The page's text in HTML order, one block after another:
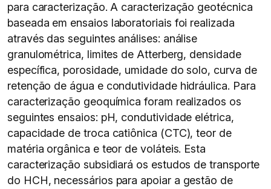
para caracterização. A caracterização geotécnica
baseada em ensaios laboratoriais foi realizada
através das seguintes análises: análise
granulométrica, limites de Atterberg, densidade
específica, porosidade, umidade do solo, curva de
retenção de água e condutividade hidráulica. Para
caracterização geoquímica foram realizados os
seguintes ensaios: pH, condutividade elétrica,
capacidade de troca catiônica (CTC), teor de
matéria orgânica e teor de voláteis. Esta
caracterização subsidiará os estudos de transporte
do HCH, necessários para apoiar a gestão de